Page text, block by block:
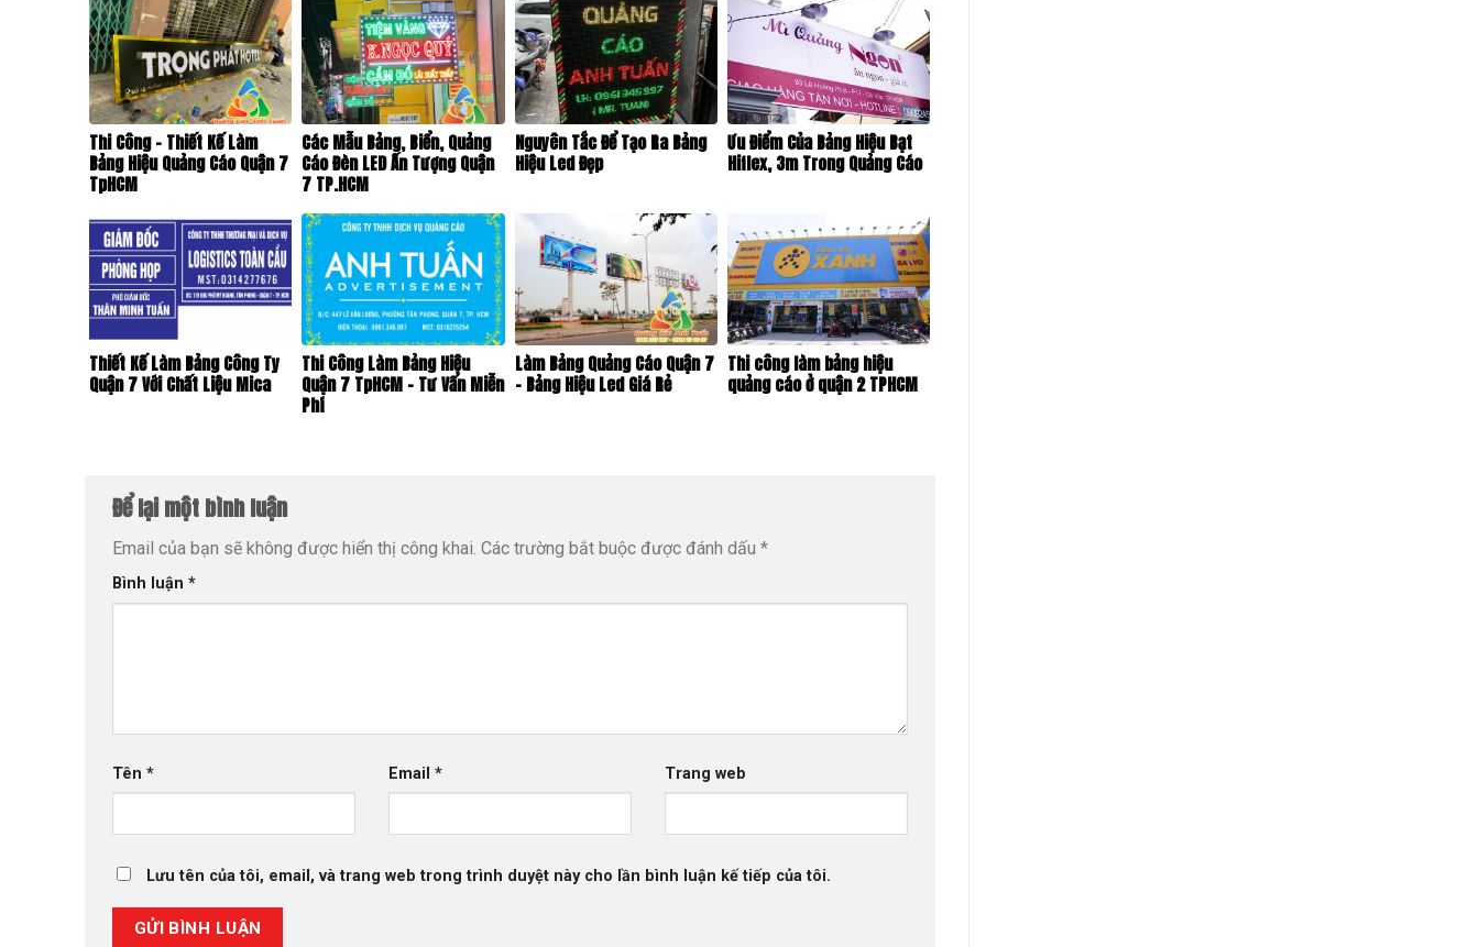
Thi Công – Thiết Kế Làm
Bảng Hiệu Quảng Cáo Quận 7
TpHCM
Các Mẫu Bảng, Biển, Quảng
Cáo Đèn LED Ấn Tượng Quận
7 TP.HCM
Nguyên Tắc Để Tạo Ra Bảng
Hiệu Led Đẹp
Ưu Điểm Của Bảng Hiệu Bạt
Hiflex, 3m Trong Quảng Cáo
Thiết Kế Làm Bảng Công Ty
Quận 7 Với Chất Liệu Mica
Thi Công Làm Bảng Hiệu
Quận 7 TpHCM – Tư Vấn Miễn
Phí
Làm Bảng Quảng Cáo Quận 7
– Bảng Hiệu Led Giá Rẻ
Thi công làm bảng hiệu
quảng cáo ở quận 2 TPHCM
Để lại một bình luận
Email của bạn sẽ không được hiển thị công khai. Các trường bắt buộc được đánh dấu *
Bình luận *
Tên * Email* Trang web
Lưu tên của tôi, email, và trang web trong trình duyệt này cho lần bình luận kế tiếp của tôi.